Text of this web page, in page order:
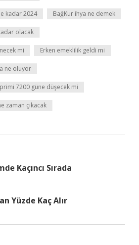
kadar 2024 BağKur ihya ne demek
olacak
mi Erken emeklilik geldi mi
ne oluyor
7200 güne düşecek mi
zaman çıkacak
Kaçıncı Sırada
Yüzde Kaç Alır